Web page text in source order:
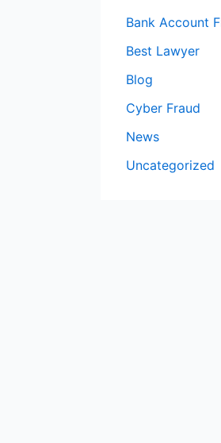
Bank Account
Best Lawyer
Blog
Cyber Fraud
News
Uncategorized